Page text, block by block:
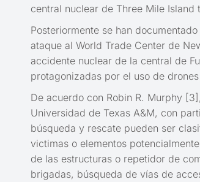
central nuclear de Three Mile
Posteriormente se han
ataque al World Trade Center de
accidente nuclear de la central de
protagonizadas por el uso de
De acuerdo con Robin R. Murphy
Universidad de Texas A&M, con
búsqueda y rescate pueden ser
victimas o elementos
de las estructuras o repetidor de
brigadas, búsqueda de vías de